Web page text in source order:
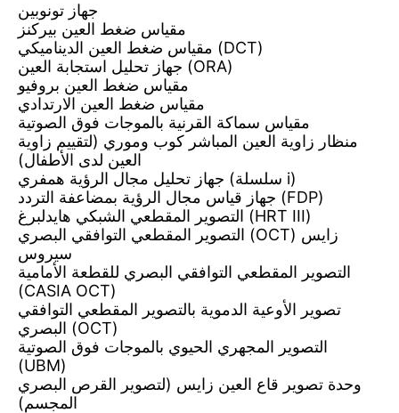
جهاز تونوبين
مقياس ضغط العين بيركنز
مقياس ضغط العين الديناميكي (DCT)
جهاز تحليل استجابة العين (ORA)
مقياس ضغط العين بروفيو
مقياس ضغط العين الارتدادي
مقياس سماكة القرنية بالموجات فوق الصوتية
منظار زاوية العين المباشر كوب وموري (لتقييم زاوية
العين لدى الأطفال)
جهاز تحليل مجال الرؤية همفري (سلسلة i)
جهاز قياس مجال الرؤية بمضاعفة التردد (FDP)
التصوير المقطعي الشبكي هايدلبرغ (HRT III)
التصوير المقطعي التوافقي البصري (OCT) زايس
سيروس
التصوير المقطعي التوافقي البصري للقطعة الأمامية
(CASIA OCT)
تصوير الأوعية الدموية بالتصوير المقطعي التوافقي
البصري (OCT)
التصوير المجهري الحيوي بالموجات فوق الصوتية
(UBM)
وحدة تصوير قاع العين زايس (لتصوير القرص البصري
المجسم)